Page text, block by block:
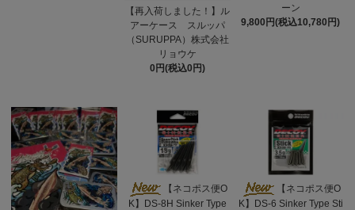
【再入荷しました！】ル
アーケース スルッパ
（SURUPPA）株式会社
リョウケ
0円(税込0円)
ーン
9,800円(税込10,780円)
【ネコポス便O
K】DS-8H Sinker Type
【ネコポス便O
K】DS-6 Sinker Type Sti